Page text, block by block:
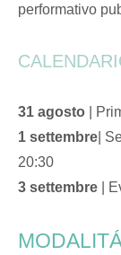
performativo
31 agosto |
1 settembre |
20:30
3 settembre |